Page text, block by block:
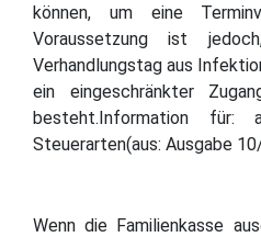
können, um eine
Voraussetzung ist
Verhandlungstag aus
ein eingeschränkter
besteht.Information für:
Steuerarten(aus: Ausgabe
Wenn die Familienkasse